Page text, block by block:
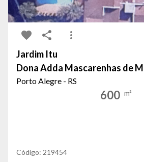
Jardim Itu
Dona Adda Mascarenhas de
Porto Alegre - RS
600 m²
Código: 219454